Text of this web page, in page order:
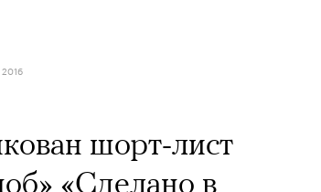
шорт-лист
«Сделано в